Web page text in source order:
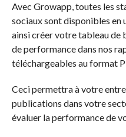
Avec Growapp, toutes les
sociaux sont disponibles en
ainsi créer votre tableau de
de performance dans nos
téléchargeables au format
Ceci permettra à votre
publications dans votre
évaluer la performance de